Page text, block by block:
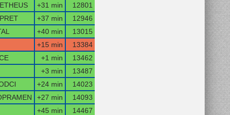
+31 min
12801
+37 min
12946
+40 min
13015
+15 min
13384
+1 min
13462
+3 min
13487
+24 min
14023
+27 min
14093
+45 min
14467